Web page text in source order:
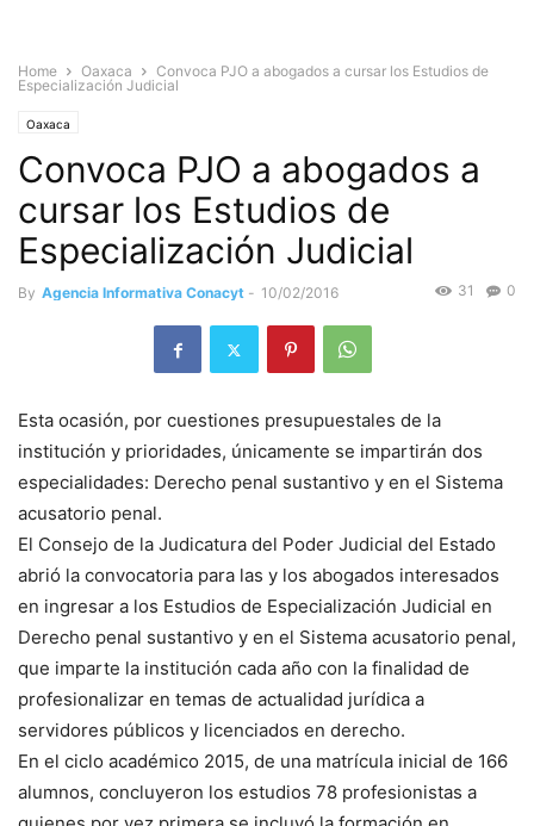
Home Oaxaca
Convoca PJO a abogados a cursar los Estudios de
Especialización Judicial
Oaxaca
Convoca PJO a abogados a
cursar los Estudios de
Especialización Judicial
By Agencia Informativa Conacyt - 10/02/2016 0
31
Esta ocasión, por cuestiones presupuestales de la
institución y prioridades, únicamente se impartirán dos
especialidades: Derecho penal sustantivo y en el Sistema
acusatorio penal.
El Consejo de la Judicatura del Poder Judicial del Estado
abrió la convocatoria para las y los abogados interesados
en ingresar a los Estudios de Especialización Judicial en
Derecho penal sustantivo y en el Sistema acusatorio penal,
que imparte la institución cada año con la finalidad de
profesionalizar en temas de actualidad jurídica a
servidores públicos y licenciados en derecho.
En el ciclo académico 2015, de una matrícula inicial de 166
alumnos, concluyeron los estudios 78 profesionistas a